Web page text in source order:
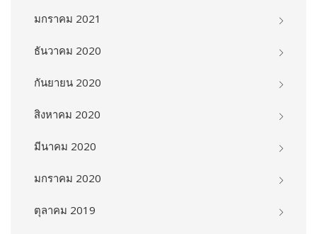
มกราคม 2021
ธันวาคม 2020
กันยายน 2020
สิงหาคม 2020
มีนาคม 2020
มกราคม 2020
ตุลาคม 2019